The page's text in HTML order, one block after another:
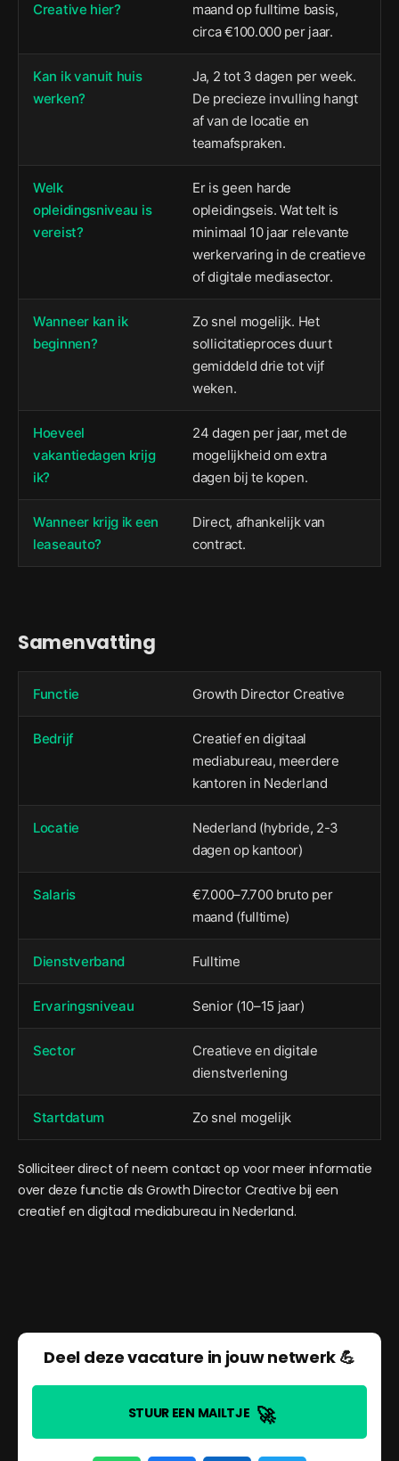
Creative hier?
maand op fulltime basis,
circa €100.000 per jaar.
Kan ik vanuit huis
werken?
Ja, 2 tot 3 dagen per week.
De precieze invulling hangt
af van de locatie en
teamafspraken.
Welk
opleidingsniveau is
vereist?
Er is geen harde
opleidingseis. Wat telt is
minimaal 10 jaar relevante
werkervaring in de creatieve
of digitale mediasector.
Wanneer kan ik
beginnen?
Zo snel mogelijk. Het
sollicitatieproces duurt
gemiddeld drie tot vijf
weken.
Hoeveel
vakantiedagen krijg
ik?
24 dagen per jaar, met de
mogelijkheid om extra
dagen bij te kopen.
Wanneer krijg ik een
leaseauto?
Direct, afhankelijk van
contract.
Samenvatting
Functie Growth Director Creative
Bedrijf
Creatief en digitaal
mediabureau, meerdere
kantoren in Nederland
Locatie
Nederland (hybride, 2-3
dagen op kantoor)
Salaris
€7.000–7.700 bruto per
maand (fulltime)
Dienstverband Fulltime
Ervaringsniveau Senior (10–15 jaar)
Sector
Creatieve en digitale
dienstverlening
Startdatum Zo snel mogelijk
Solliciteer direct of neem contact op voor meer informatie
over deze functie als Growth Director Creative bij een
creatief en digitaal mediabureau in Nederland.
Deel deze vacature in jouw netwerk 💪
STUUR EEN MAILTJE 🚀